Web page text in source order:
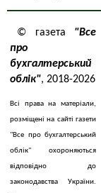
© газета "Все
про
бухгалтерський
облік", 2018-2026
Всі права на матеріали,
розміщені на сайті газети
"Все про бухгалтерський
облік" охороняються
відповідно до
законодавства України.